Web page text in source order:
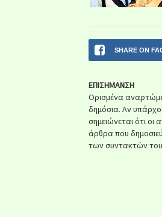
SHARE ON
ΕΠΙΣΗΜΑΝΣΗ
Ορισμένα
δημόσια. Αν
σημειώνεται ότι οι
άρθρα που
των συντακτών